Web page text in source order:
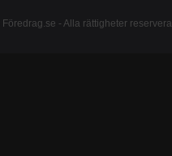
Föredrag.se - Alla rättigheter